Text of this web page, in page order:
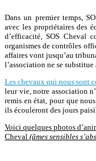
Dans un premier temps,
avec les propriétaires des
d’efficacité, SOS Cheval
organismes de contrôles
affaires vont jusqu’au
l’association ne se
Les chevaux qui nous sont
leur vie, notre association
remis en état, pour que
ils écouleront des jours
Voici quelques photos
Cheval (âmes sensibles